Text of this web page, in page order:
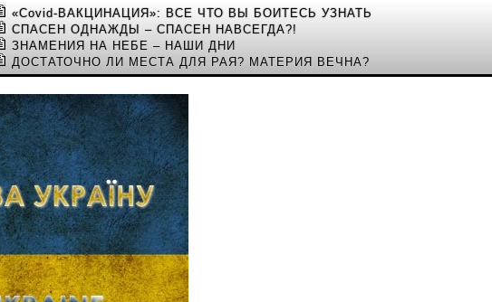
«Covid-ВАКЦИНАЦИЯ»: ВСЕ ЧТО ВЫ БОИТЕСЬ УЗНАТЬ
СПАСЕН ОДНАЖДЫ – СПАСЕН НАВСЕГДА?!
ЗНАМЕНИЯ НА НЕБЕ – НАШИ ДНИ
ДОСТАТОЧНО ЛИ МЕСТА ДЛЯ РАЯ? МАТЕРИЯ ВЕЧНА?